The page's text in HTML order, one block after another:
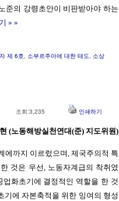
준의 강령초안이 비판받아야 하는
» »
제 6호, 소부르주아에 대한 태도, 소상
조회:3,235 인쇄하기
(노동해방실천연대(준) 지도위원)
에까지 이르렀으며, 제국주의적 특
것은 우선, 노동자계급의 착취였
화초기에 결정적인 역할을 한 것
기에 자본축적을 위한 잉여의 형성